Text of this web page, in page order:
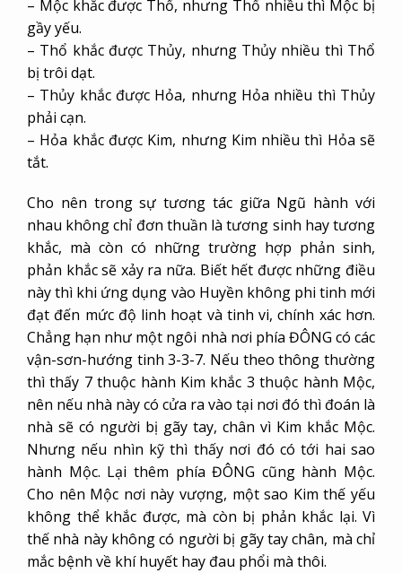
– Mộc khắc được Thổ, nhưng Thổ nhiều thì Mộc bị
gầy yếu.
– Thổ khắc được Thủy, nhưng Thủy nhiều thì Thổ
bị trôi dạt.
– Thủy khắc được Hỏa, nhưng Hỏa nhiều thì Thủy
phải cạn.
– Hỏa khắc được Kim, nhưng Kim nhiều thì Hỏa sẽ
tắt.
Cho nên trong sự tương tác giữa Ngũ hành với
nhau không chỉ đơn thuần là tương sinh hay tương
khắc, mà còn có những trường hợp phản sinh,
phản khắc sẽ xảy ra nữa. Biết hết được những điều
này thì khi ứng dụng vào Huyền không phi tinh mới
đạt đến mức độ linh hoạt và tinh vi, chính xác hơn.
Chẳng hạn như một ngôi nhà nơi phía ĐÔNG có các
vận-sơn-hướng tinh 3-3-7. Nếu theo thông thường
thì thấy 7 thuộc hành Kim khắc 3 thuộc hành Mộc,
nên nếu nhà này có cửa ra vào tại nơi đó thì đoán là
nhà sẽ có người bị gãy tay, chân vì Kim khắc Mộc.
Nhưng nếu nhìn kỹ thì thấy nơi đó có tới hai sao
hành Mộc. Lại thêm phía ĐÔNG cũng hành Mộc.
Cho nên Mộc nơi này vượng, một sao Kim thế yếu
không thể khắc được, mà còn bị phản khắc lại. Vì
thế nhà này không có người bị gãy tay chân, mà chỉ
mắc bệnh về khí huyết hay đau phổi mà thôi.